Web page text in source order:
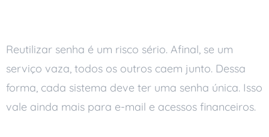
Reutilizar senha é um risco sério. Afinal, se um
serviço vaza, todos os outros caem junto. Dessa
forma, cada sistema deve ter uma senha única. Isso
vale ainda mais para e-mail e acessos financeiros.